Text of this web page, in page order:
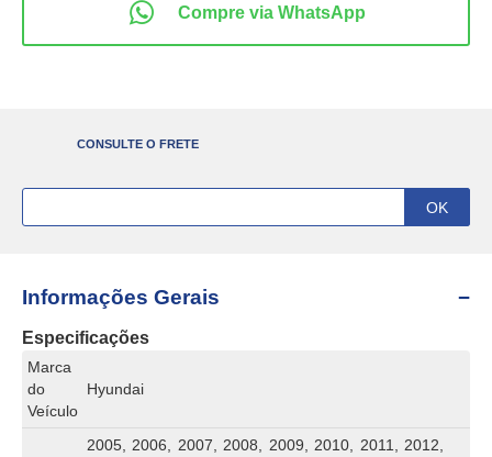
CONSULTE O FRETE
Informações Gerais
Especificações
Marca
do
Veículo
Hyundai
2005, 2006, 2007, 2008, 2009, 2010, 2011, 2012,